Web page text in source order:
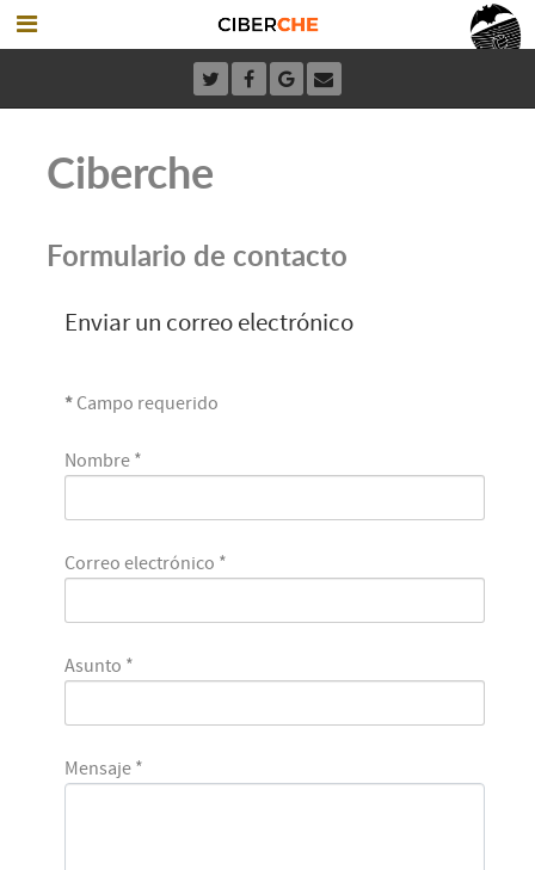
Ciberche
Formulario de contacto
Enviar un correo electrónico
* Campo requerido
Nombre *
Correo electrónico *
Asunto *
Mensaje *